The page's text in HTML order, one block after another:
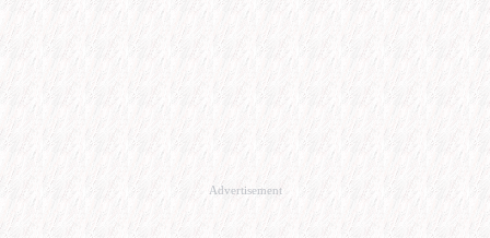
Advertisement